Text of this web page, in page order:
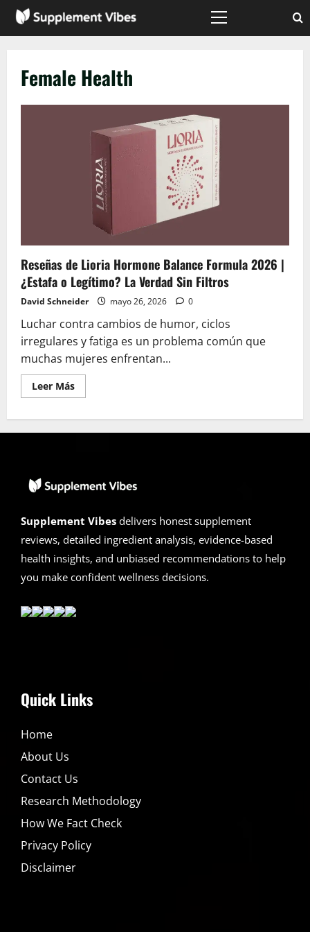
Saltar
Menú
Female Health
Reseñas de Lioria Hormone Balance Formula 2026 |
¿Estafa o Legítimo? La Verdad Sin Filtros
David Schneider mayo 26, 2026 0
Luchar contra cambios de humor, ciclos
irregulares y fatiga es un problema común que
muchas mujeres enfrentan...
Leer MásLeer
más
de
2026
|
Legítimo?
Verdad
Filtros
Supplement Vibes delivers honest supplement
reviews, detailed ingredient analysis, evidence-based
health insights, and unbiased recommendations to help
you make confident wellness decisions.
Quick Links
Home
About Us
Contact Us
Research Methodology
How We Fact Check
Privacy Policy
Disclaimer